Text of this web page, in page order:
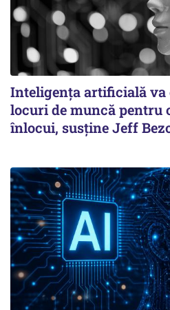
Inteligența artificială va
locuri de muncă pentru
înlocui, susține Jeff